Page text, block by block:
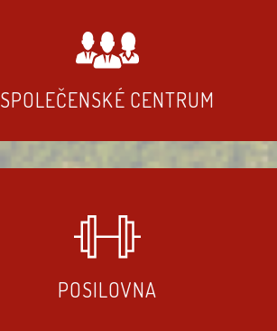
SPOLEČENSKÉ CENTRUM
POSILOVNA